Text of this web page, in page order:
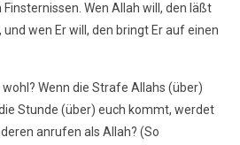
Wen Allah will, den läßt
und wen Er will, den bringt Er auf einen
Wenn die Strafe Allahs (über)
Stunde (über) euch kommt, werdet
anrufen als Allah? (So